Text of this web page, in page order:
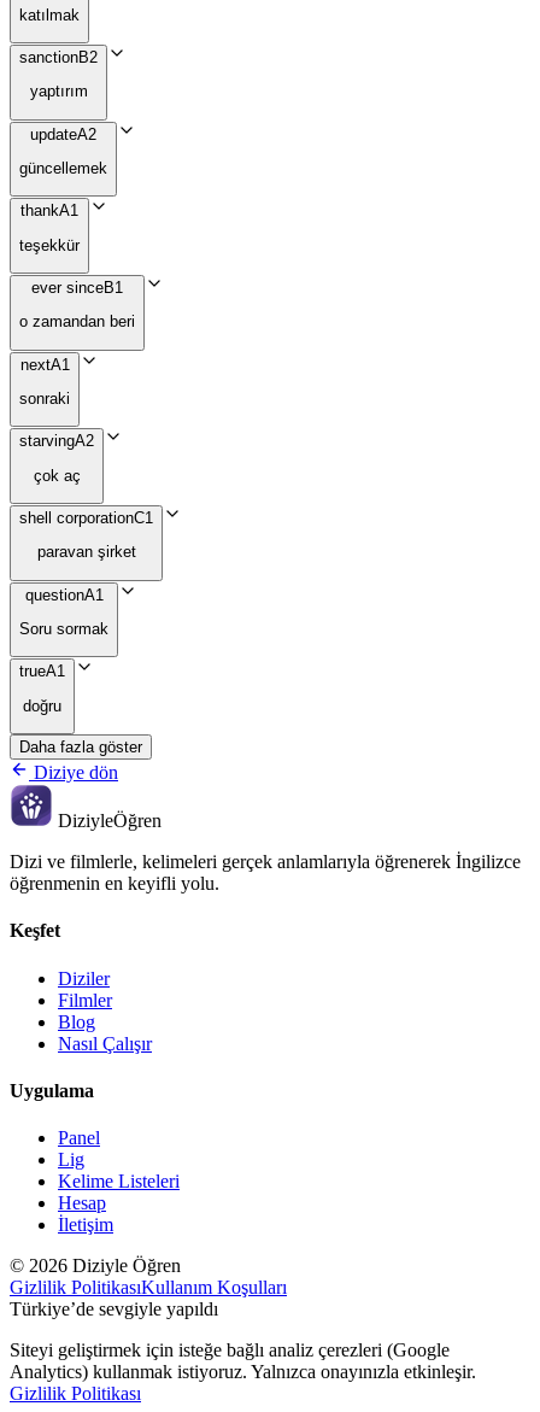
katılmak
sanctionB2
yaptırım
updateA2
güncellemek
thankA1
teşekkür
ever sinceB1
o zamandan beri
nextA1
sonraki
starvingA2
çok aç
shell corporationC1
paravan şirket
questionA1
Soru sormak
trueA1
doğru
Daha fazla göster
Diziye dön
DiziyleÖğren
Dizi ve filmlerle, kelimeleri gerçek anlamlarıyla öğrenerek İngilizce
öğrenmenin en keyifli yolu.
Keşfet
Diziler
Filmler
Blog
Nasıl Çalışır
Uygulama
Panel
Lig
Kelime Listeleri
Hesap
İletişim
© 2026 Diziyle Öğren
Gizlilik PolitikasıKullanım Koşulları
Türkiye’de sevgiyle yapıldı
Siteyi geliştirmek için isteğe bağlı analiz çerezleri (Google
Analytics) kullanmak istiyoruz. Yalnızca onayınızla etkinleşir.
Gizlilik Politikası